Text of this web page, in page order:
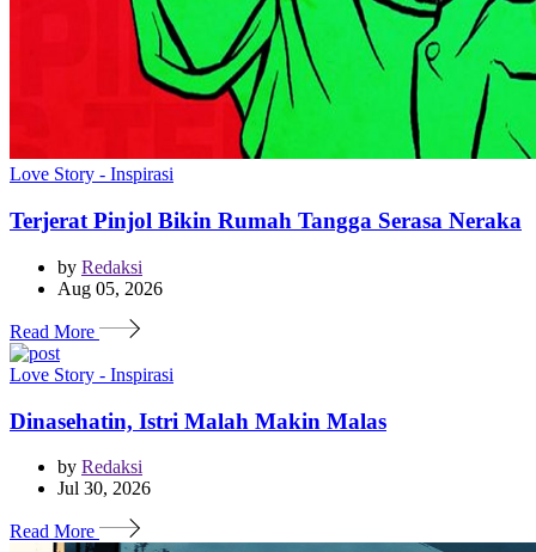
Love Story - Inspirasi
Terjerat Pinjol Bikin Rumah Tangga Serasa Neraka
by Redaksi
Aug 05, 2026
Read More
Love Story - Inspirasi
Dinasehatin, Istri Malah Makin Malas
by Redaksi
Jul 30, 2026
Read More